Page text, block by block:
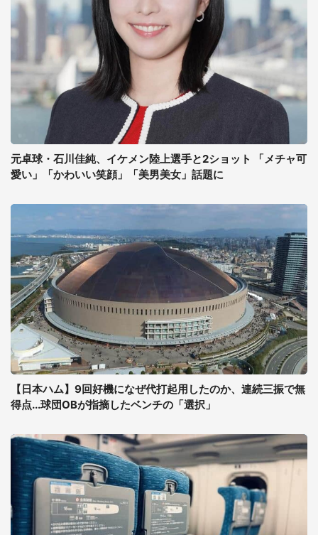
元卓球・石川佳純、イケメン陸上選手と2ショット 「メチャ可
愛い」「かわいい笑顔」「美男美女」話題に
【日本ハム】9回好機になぜ代打起用したのか、連続三振で無
得点...球団OBが指摘したベンチの「選択」